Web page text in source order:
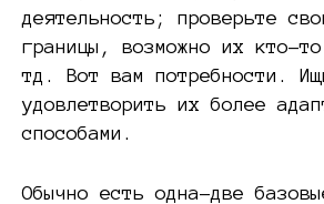
деятельность; проверьте
границы, возможно их кто-
тд. Вот вам потребности.
удовлетворить их более
способами.
Обычно есть одна-две